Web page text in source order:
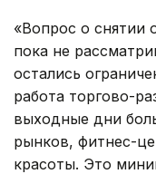
«Вопрос о снятии
пока не
остались
работа торгово-
выходные дни
рынков, фитнес-
красоты. Это